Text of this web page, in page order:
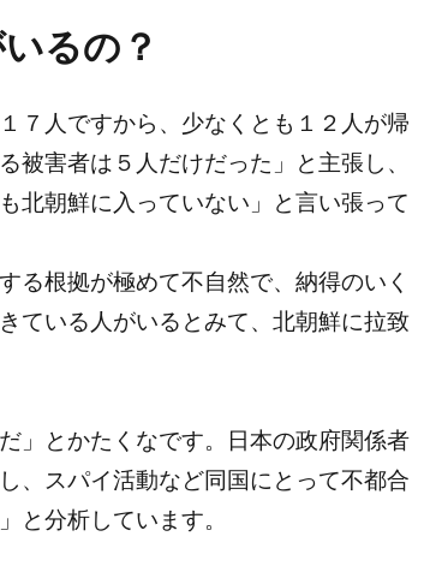
るの？
７人ですから、少なくとも１２人が帰
被害者は５人だけだった」と主張し、
北朝鮮に入っていない」と言い張って
根拠が極めて不自然で、納得のいく
ている人がいるとみて、北朝鮮に拉致
」とかたくなです。日本の政府関係者
、スパイ活動など同国にとって不都合
と分析しています。